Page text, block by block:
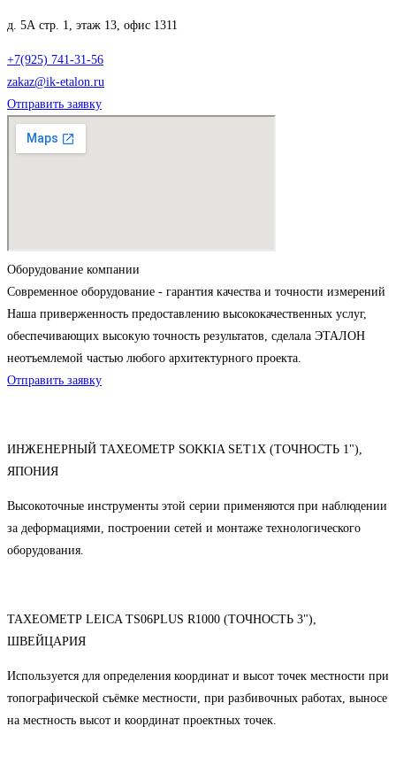
д. 5А стр. 1, этаж 13, офис 1311
+7(925) 741-31-56
zakaz@ik-etalon.ru
Отправить заявку
Оборудование компании
Современное оборудование - гарантия качества и точности измерений
Наша приверженность предоставлению высококачественных услуг,
обеспечивающих высокую точность результатов, сделала ЭТАЛОН
неотъемлемой частью любого архитектурного проекта.
Отправить заявку
ИНЖЕНЕРНЫЙ ТАХЕОМЕТР SOKKIA SET1X (ТОЧНОСТЬ 1"),
ЯПОНИЯ
Высокоточные инструменты этой серии применяются при наблюдении
за деформациями, построении сетей и монтаже технологического
оборудования.
ТАХЕОМЕТР LEICA TS06PLUS R1000 (ТОЧНОСТЬ 3"),
ШВЕЙЦАРИЯ
Используется для определения координат и высот точек местности при
топографической съёмке местности, при разбивочных работах, выносе
на местность высот и координат проектных точек.